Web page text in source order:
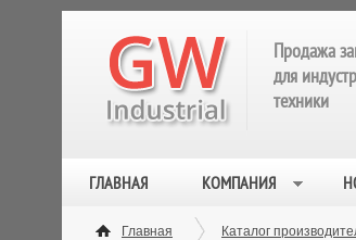
Продажа
для
техники
ГЛАВНАЯ КОМПАНИЯ
Главная Каталог